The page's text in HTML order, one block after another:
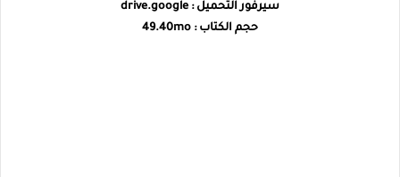
سيرفور التحميل : drive.google
حجم الكتاب : 49.40mo